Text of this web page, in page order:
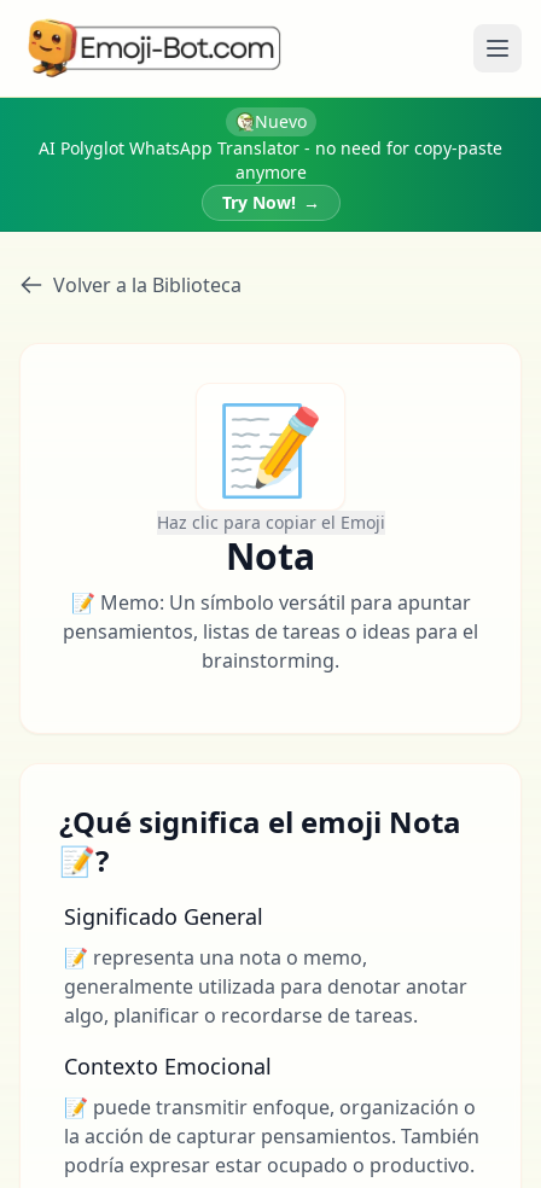
Nuevo
AI Polyglot WhatsApp Translator - no need for copy-paste
anymore
Try Now! →
Volver a la Biblioteca
📝
Haz clic para copiar el Emoji
Nota
📝 Memo: Un símbolo versátil para apuntar
pensamientos, listas de tareas o ideas para el
brainstorming.
¿Qué significa el emoji Nota
📝?
Significado General
📝 representa una nota o memo,
generalmente utilizada para denotar anotar
algo, planificar o recordarse de tareas.
Contexto Emocional
📝 puede transmitir enfoque, organización o
la acción de capturar pensamientos. También
podría expresar estar ocupado o productivo.